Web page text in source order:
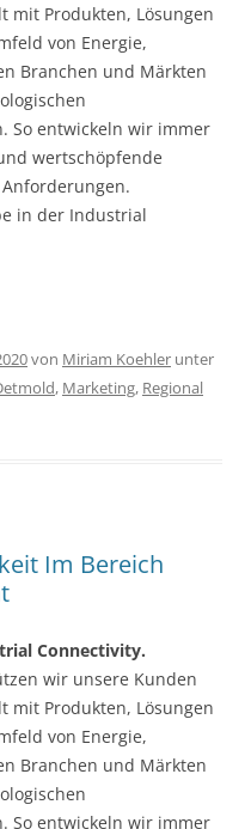
mit Produkten, Lösungen
von Energie,
Branchen und Märkten
So entwickeln wir immer
wertschöpfende
in der Industrial
von Miriam Koehler unter
, Marketing, Regional
Im Bereich
Connectivity.
wir unsere Kunden
mit Produkten, Lösungen
von Energie,
Branchen und Märkten
So entwickeln wir immer